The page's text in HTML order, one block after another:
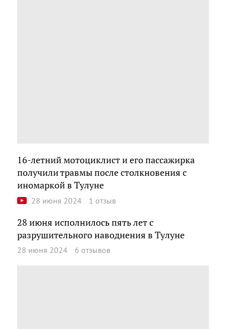
16-летний мотоциклист и его пассажирка
получили травмы после столкновения с
иномаркой в Тулуне
28 июня 2024 1 отзыв
28 июня исполнилось пять лет с
разрушительного наводнения в Тулуне
28 июня 2024 6 отзывов